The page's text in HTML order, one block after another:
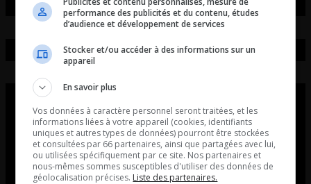
performance des publicités et du contenu, études
d’audience et développement de services
Stocker et/ou accéder à des informations sur un
appareil
En savoir plus
Vos données à caractère personnel seront traitées, et les
informations liées à votre appareil (cookies, identifiants
uniques et autres types de données) pourront être stockées
et consultées par 66 partenaires, ainsi que partagées avec lui,
ou utilisées spécifiquement par ce site. Nos partenaires et
nous-mêmes sommes susceptibles d'utiliser des données de
géolocalisation précises. Liste des partenaires.